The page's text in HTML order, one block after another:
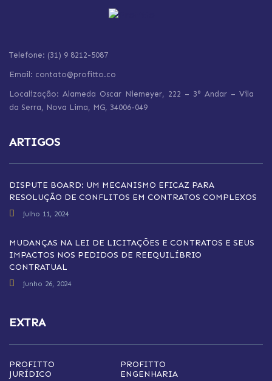
Telefone: (31) 9 8212-5087
Email: contato@profitto.co
Localização: Alameda Oscar Niemeyer, 222 – 3° Andar – Vila
da Serra, Nova Lima, MG, 34006-049
ARTIGOS
DISPUTE BOARD: UM MECANISMO EFICAZ PARA
RESOLUÇÃO DE CONFLITOS EM CONTRATOS COMPLEXOS
julho 11, 2024
MUDANÇAS NA LEI DE LICITAÇÕES E CONTRATOS E SEUS
IMPACTOS NOS PEDIDOS DE REEQUILÍBRIO
CONTRATUAL
junho 26, 2024
EXTRA
PROFITTO
JURÍDICO
PROFITTO
ENGENHARIA